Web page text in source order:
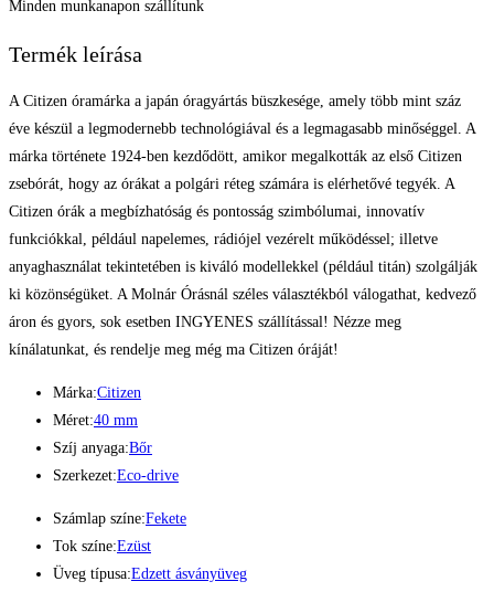
Minden munkanapon szállítunk
Termék leírása
A Citizen óramárka a japán óragyártás büszkesége, amely több mint száz
éve készül a legmodernebb technológiával és a legmagasabb minőséggel. A
márka története 1924-ben kezdődött, amikor megalkották az első Citizen
zsebórát, hogy az órákat a polgári réteg számára is elérhetővé tegyék. A
Citizen órák a megbízhatóság és pontosság szimbólumai, innovatív
funkciókkal, például napelemes, rádiójel vezérelt működéssel; illetve
anyaghasználat tekintetében is kiváló modellekkel (például titán) szolgálják
ki közönségüket. A Molnár Órásnál széles választékból válogathat, kedvező
áron és gyors, sok esetben INGYENES szállítással! Nézze meg
kínálatunkat, és rendelje meg még ma Citizen óráját!
Márka:Citizen
Méret:40 mm
Szíj anyaga:Bőr
Szerkezet:Eco-drive
Számlap színe:Fekete
Tok színe:Ezüst
Üveg típusa:Edzett ásványüveg